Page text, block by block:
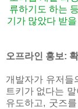
류하기도 하는
기가 많았다 받
오프라인 홍보:
개발자가 유저들
트키가 없다는
유도하고, 굿즈